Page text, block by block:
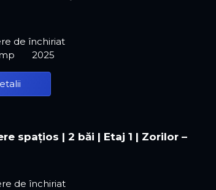
de închiriat
2025
spațios | 2 băi | Etaj 1 | Zorilor –
de închiriat